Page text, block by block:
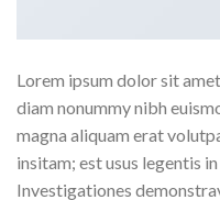
Lorem ipsum dolor sit
diam nonummy nibh
magna aliquam erat
insitam; est usus legentis
Investigationes